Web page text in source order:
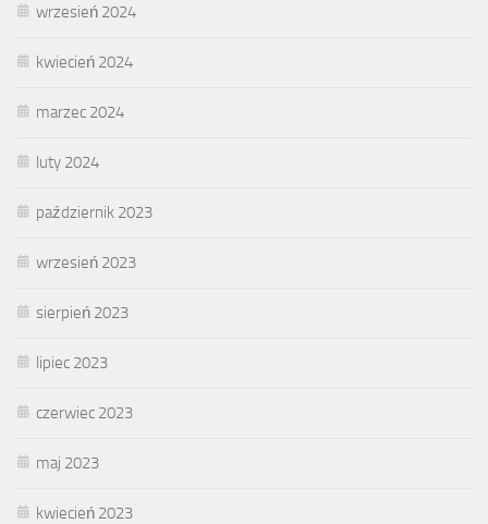
wrzesień 2024
kwiecień 2024
marzec 2024
luty 2024
październik 2023
wrzesień 2023
sierpień 2023
lipiec 2023
czerwiec 2023
maj 2023
kwiecień 2023